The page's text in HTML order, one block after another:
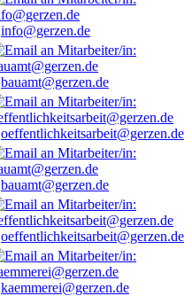
info@gerzen.de
bauamt@gerzen.de
oeffentlichkeitsarbeit@gerzen.de
bauamt@gerzen.de
oeffentlichkeitsarbeit@gerzen.de
kaemmerei@gerzen.de